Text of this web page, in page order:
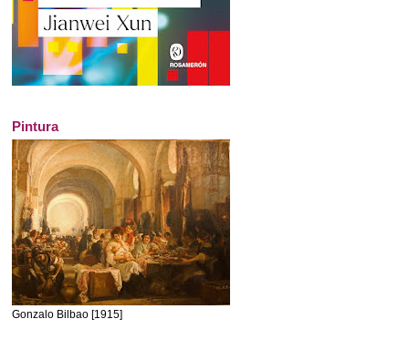
Pintura
Gonzalo Bilbao [1915]